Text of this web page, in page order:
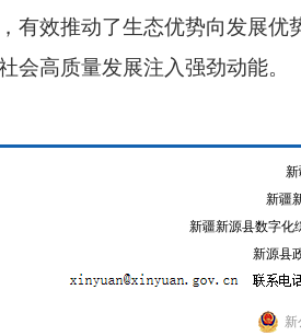
有效推动了生态优势向发展
会高质量发展注入强劲动能。
新疆
新疆新源县数字化
新源县
新